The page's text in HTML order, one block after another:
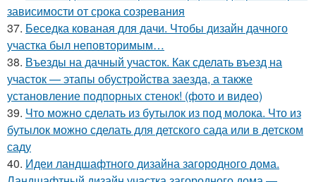
зависимости от срока созревания
37. Беседка кованая для дачи. Чтобы дизайн дачного
участка был неповторимым…
38. Въезды на дачный участок. Как сделать въезд на
участок — этапы обустройства заезда, а также
установление подпорных стенок! (фото и видео)
39. Что можно сделать из бутылок из под молока. Что из
бутылок можно сделать для детского сада или в детском
саду
40. Идеи ландшафтного дизайна загородного дома.